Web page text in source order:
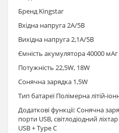
Бренд Kingstar
Вхідна напруга 2А/5В
Вихідна напруга 2,1А/5В
Ємність акумулятора 40000 мАг
Потужність 22,5W, 18W
Сонячна зарядка 1,5W
Тип батареї Полімерна літій-
Додаткові функції: Сонячна
порти USB, світлодіодний
USB + Type C